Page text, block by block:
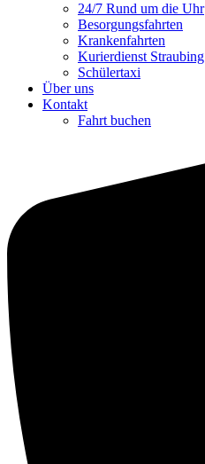
24/7 Rund um die Uhr
Besorgungsfahrten
Krankenfahrten
Kurierdienst Straubing
Schülertaxi
Über uns
Kontakt
Fahrt buchen